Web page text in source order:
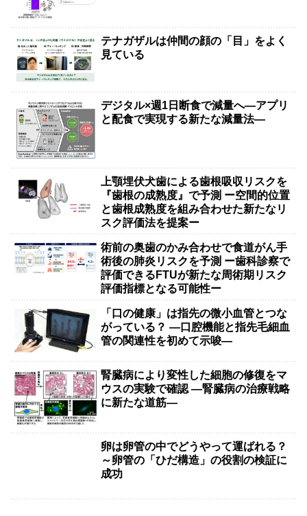
テナガザルは仲間の顔の「目」をよく
見ている
デジタル×週1日断食で減量へ―アプリ
と配食で実現する新たな減量法―
上顎埋伏犬歯による歯根吸収リスクを
『歯根の成熟度』で予測 ー空間的位置
と歯根成熟度を組み合わせた新たなリ
スク評価法を提案ー
術前の奥歯のかみ合わせで食道がん手
術後の肺炎リスクを予測 ー歯科診察で
評価できるFTUが新たな周術期リスク
評価指標となる可能性ー
「口の健康」は指先の微小血管とつな
がっている？ ―口腔機能と指先毛細血
管の関連性を初めて示唆―
腎臓病により変性した細胞の修復をマ
ウスの実験で確認 ―腎臓病の治療戦略
に新たな道筋―
卵は卵管の中でどうやって運ばれる？
～卵管の「ひだ構造」の役割の検証に
成功